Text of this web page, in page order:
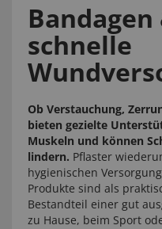
schnelle
Ob Verstauchung,
bieten gezielte
Muskeln und können
lindern. Pflaster
hygienischen
Produkte sind als
Bestandteil einer gut
zu Hause, beim Sport